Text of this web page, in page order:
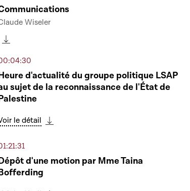
Wiseler
d'actualité du groupe politique LSAP
sujet de la reconnaissance de l'État de
le détail
d'une motion par Mme Taina